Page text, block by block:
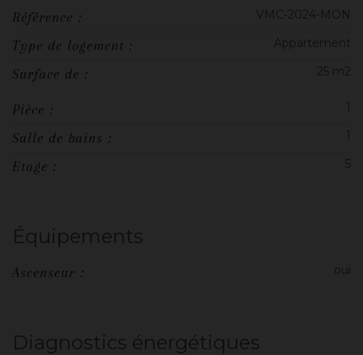
Référence : VMC-2024-MON
Type de logement : Appartement
Surface de : 25 m2
Pièce : 1
Salle de bains : 1
Etage : 5
Équipements
Ascenseur : oui
Diagnostics énergétiques